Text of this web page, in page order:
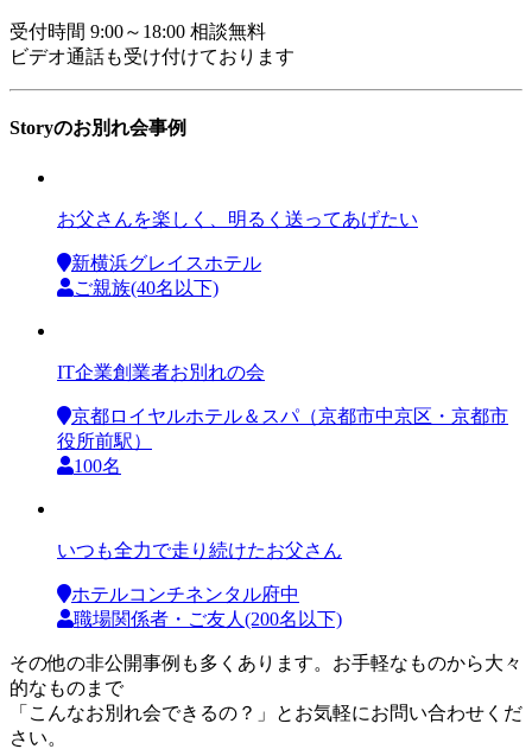
受付時間 9:00～18:00 相談無料
ビデオ通話も受け付けております
Storyのお別れ会事例
お父さんを楽しく、明るく送ってあげたい
新横浜グレイスホテル
ご親族(40名以下)
IT企業創業者お別れの会
京都ロイヤルホテル＆スパ（京都市中京区・京都市
役所前駅）
100名
いつも全力で走り続けたお父さん
ホテルコンチネンタル府中
職場関係者・ご友人(200名以下)
その他の非公開事例も多くあります。お手軽なものから大々
的なものまで
「こんなお別れ会できるの？」とお気軽にお問い合わせくだ
さい。